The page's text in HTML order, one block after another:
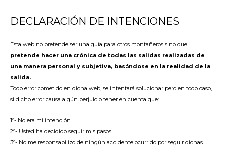
DECLARACIÓN DE INTENCIONES
Esta web no pretende ser una guía para otros montañeros sino que
pretende hacer una crónica de todas las salidas realizadas de
una manera personal y subjetiva, basándose en la realidad de la
salida.
Todo error cometido en dicha web, se intentará solucionar pero en todo caso,
si dicho error causa algún perjuicio tener en cuenta que:
1º- No era mi intención.
2º- Usted ha decidido seguir mis pasos.
3º- No me responsabilizo de ningún accidente ocurrido por seguir dichas